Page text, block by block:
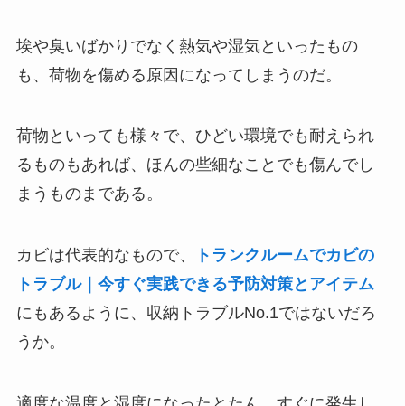
埃や臭いばかりでなく熱気や湿気といったもの
も、荷物を傷める原因になってしまうのだ。
荷物といっても様々で、ひどい環境でも耐えられ
るものもあれば、ほんの些細なことでも傷んでし
まうものまである。
カビは代表的なもので、
トランクルームでカビの
トラブル｜今すぐ実践できる予防対策とアイテム
にもあるように、収納トラブルNo.1ではないだろ
うか。